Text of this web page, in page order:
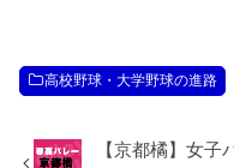
高校野球・大学野球の進路
【京都橘】女子